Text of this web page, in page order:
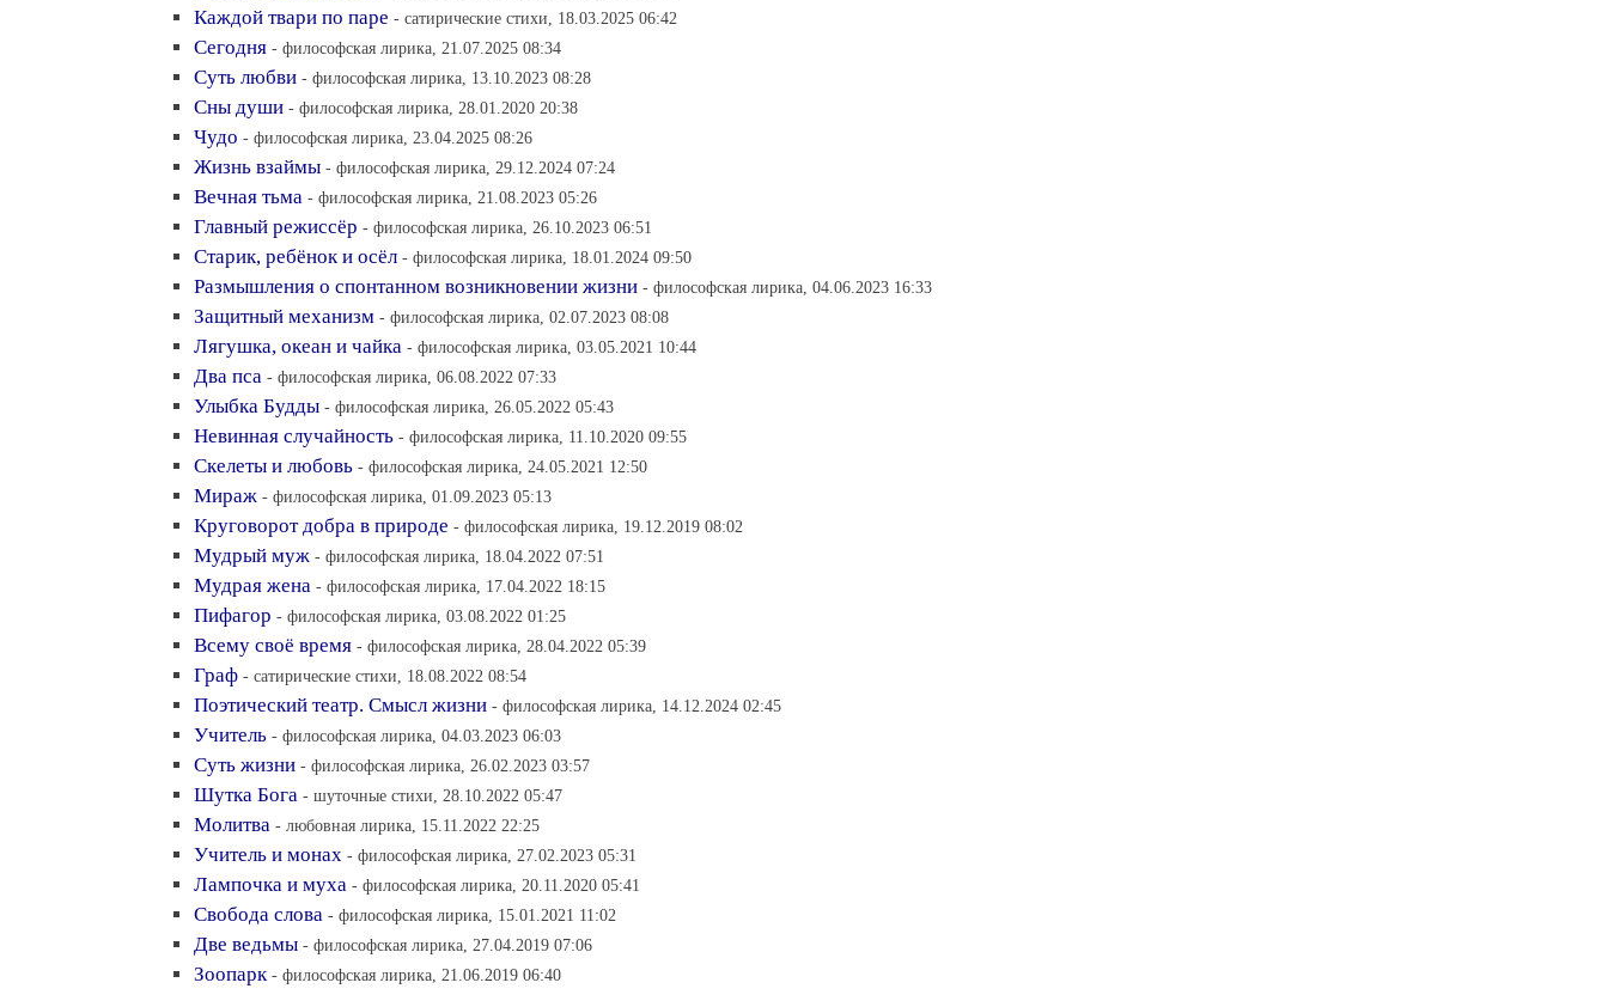
Каждой твари по паре - сатирические стихи, 18.03.2025 06:42
Сегодня - философская лирика, 21.07.2025 08:34
Суть любви - философская лирика, 13.10.2023 08:28
Сны души - философская лирика, 28.01.2020 20:38
Чудо - философская лирика, 23.04.2025 08:26
Жизнь взаймы - философская лирика, 29.12.2024 07:24
Вечная тьма - философская лирика, 21.08.2023 05:26
Главный режиссёр - философская лирика, 26.10.2023 06:51
Старик, ребёнок и осёл - философская лирика, 18.01.2024 09:50
Размышления о спонтанном возникновении жизни - философская лирика, 04.06.2023 16:33
Защитный механизм - философская лирика, 02.07.2023 08:08
Лягушка, океан и чайка - философская лирика, 03.05.2021 10:44
Два пса - философская лирика, 06.08.2022 07:33
Улыбка Будды - философская лирика, 26.05.2022 05:43
Невинная случайность - философская лирика, 11.10.2020 09:55
Скелеты и любовь - философская лирика, 24.05.2021 12:50
Мираж - философская лирика, 01.09.2023 05:13
Круговорот добра в природе - философская лирика, 19.12.2019 08:02
Мудрый муж - философская лирика, 18.04.2022 07:51
Мудрая жена - философская лирика, 17.04.2022 18:15
Пифагор - философская лирика, 03.08.2022 01:25
Всему своё время - философская лирика, 28.04.2022 05:39
Граф - сатирические стихи, 18.08.2022 08:54
Поэтический театр. Смысл жизни - философская лирика, 14.12.2024 02:45
Учитель - философская лирика, 04.03.2023 06:03
Суть жизни - философская лирика, 26.02.2023 03:57
Шутка Бога - шуточные стихи, 28.10.2022 05:47
Молитва - любовная лирика, 15.11.2022 22:25
Учитель и монах - философская лирика, 27.02.2023 05:31
Лампочка и муха - философская лирика, 20.11.2020 05:41
Свобода слова - философская лирика, 15.01.2021 11:02
Две ведьмы - философская лирика, 27.04.2019 07:06
Зоопарк - философская лирика, 21.06.2019 06:40